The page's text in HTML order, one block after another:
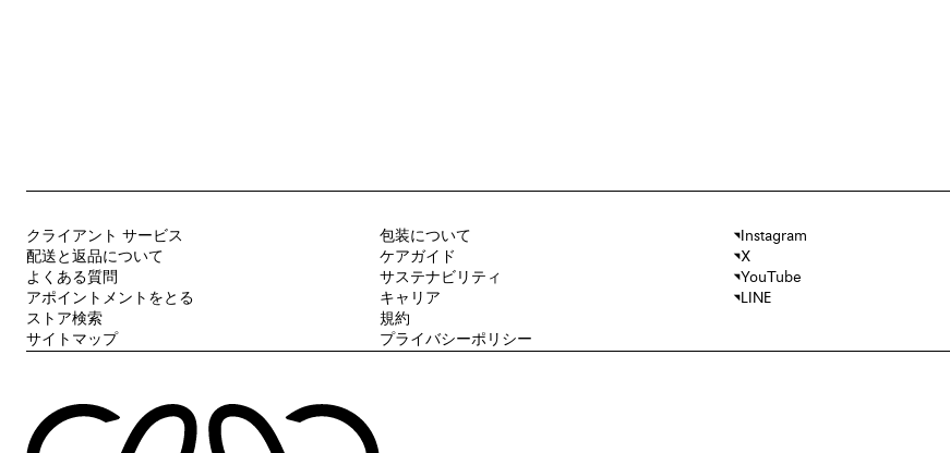
クライアント サービス
配送と返品について
よくある質問
アポイントメントをとる
ストア検索
サイトマップ
包装について
ケアガイド
サステナビリティ
キャリア
規約
プライバシーポリシー
Instagram
X
YouTube
LINE